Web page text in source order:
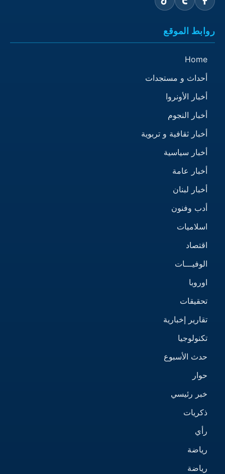
روابط الموقع
Home
أحداث و مستجدات
أخبار الأونروا
أخبار النجوم
أخبار ثقافية و تربوية
أخبار سياسية
أخبار عامة
أخبار لبنان
أدب وفنون
اسلاميات
اقتصاد
الوفيـــات
اوروبا
تحقيقات
تقارير إخبارية
تكنولوجيا
حدث الأسبوع
حوار
خبر رئيسي
ذكريات
رأي
رياضة
رياضة